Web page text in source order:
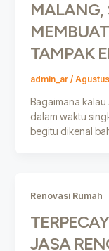
MALANG,
TAMPAK
admin_ar /
Bagaimana kalau
dalam waktu
begitu dikenal
Renovasi Rumah
JASA